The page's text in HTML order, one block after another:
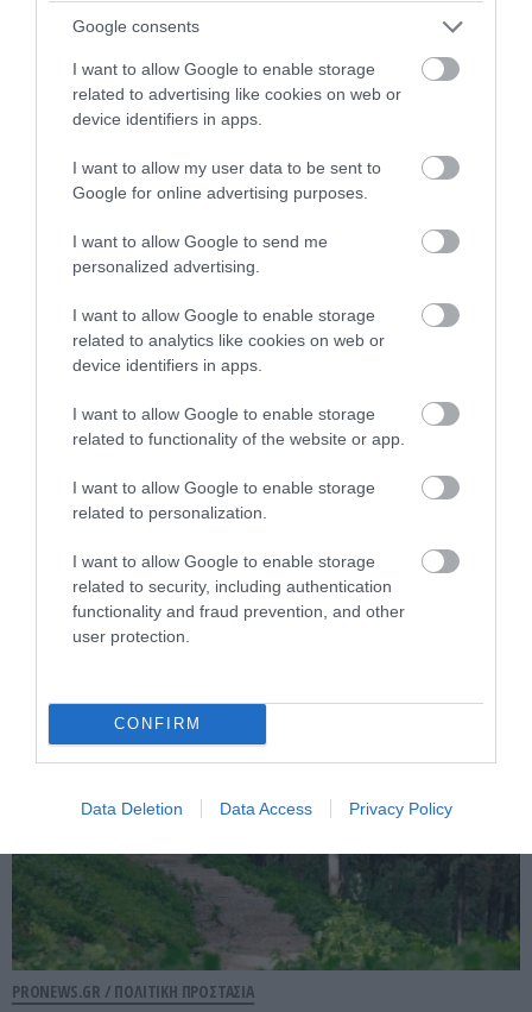
Google consents
I want to allow Google to enable storage
related to advertising like cookies on web or
device identifiers in apps.
I want to allow my user data to be sent to
Google for online advertising purposes.
I want to allow Google to send me
personalized advertising.
I want to allow Google to enable storage
related to analytics like cookies on web or
device identifiers in apps.
I want to allow Google to enable storage
related to functionality of the website or app.
I want to allow Google to enable storage
related to personalization.
I want to allow Google to enable storage
related to security, including authentication
functionality and fraud prevention, and other
user protection.
CONFIRM
Data Deletion Data Access Privacy Policy
PRONEWS.GR /ΕΣΩΤΕΡΙΚΗ ΑΣΦΑΛΕΙΑ
Ρέθυμνο: Πέντε συλλήψεις για τον
ξυλοδαρμό 51χρονου Βρετανού
PRONEWS.GR /ΕΣΩΤΕΡΙΚΗ ΑΣΦΑΛΕΙΑ
Νάξος: Φωτιά στη Μικρή Βίγλα –
Επιχειρούν επίγειες και εναέριες
δυνάμεις
08.08.2026 | 20:28
PRONEWS.GR / ΠΟΛΙΤΙΚΗ ΠΡΟΣΤΑΣΙΑ